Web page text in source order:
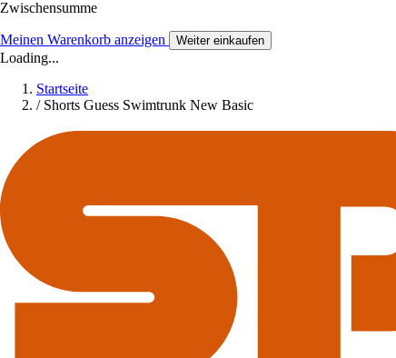
Zwischensumme
Meinen Warenkorb anzeigen Weiter einkaufen
Loading...
Startseite
/ Shorts Guess Swimtrunk New Basic